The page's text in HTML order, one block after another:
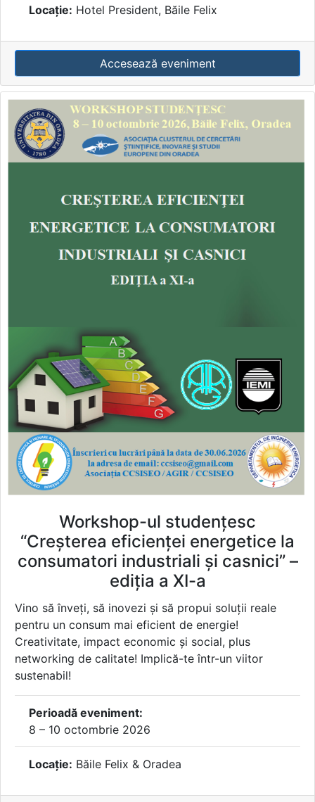
Locație: Hotel President, Băile Felix
Accesează eveniment
Workshop-ul studențesc
“Creșterea eficienței energetice la
consumatori industriali și casnici” –
ediția a XI-a
Vino să înveți, să inovezi și să propui soluții reale
pentru un consum mai eficient de energie!
Creativitate, impact economic și social, plus
networking de calitate! Implică-te într-un viitor
sustenabil!
Perioadă eveniment:
8 – 10 octombrie 2026
Locație: Băile Felix & Oradea